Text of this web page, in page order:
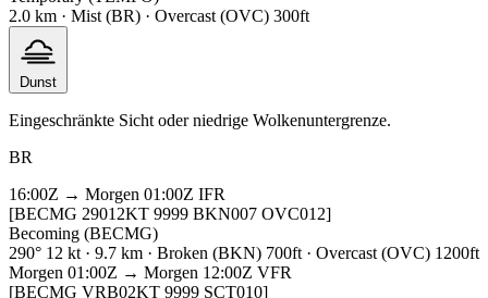
2.0 km · Mist (BR) · Overcast (OVC) 300ft
Dunst
Eingeschränkte Sicht oder niedrige Wolkenuntergrenze.
BR
16:00Z → Morgen 01:00Z IFR
[BECMG 29012KT 9999 BKN007 OVC012]
Becoming (BECMG)
290° 12 kt · 9.7 km · Broken (BKN) 700ft · Overcast (OVC) 1200ft
Morgen 01:00Z → Morgen 12:00Z VFR
[BECMG VRB02KT 9999 SCT010]